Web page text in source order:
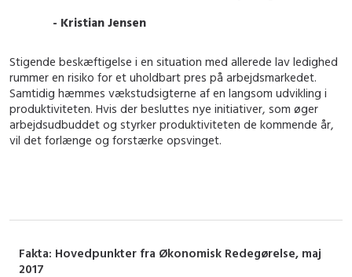
- Kristian Jensen
Stigende beskæftigelse i en situation med allerede lav ledighed
rummer en risiko for et uholdbart pres på arbejdsmarkedet.
Samtidig hæmmes vækstudsigterne af en langsom udvikling i
produktiviteten. Hvis der besluttes nye initiativer, som øger
arbejdsudbuddet og styrker produktiviteten de kommende år,
vil det forlænge og forstærke opsvinget.
Fakta: Hovedpunkter fra Økonomisk Redegørelse, maj
2017